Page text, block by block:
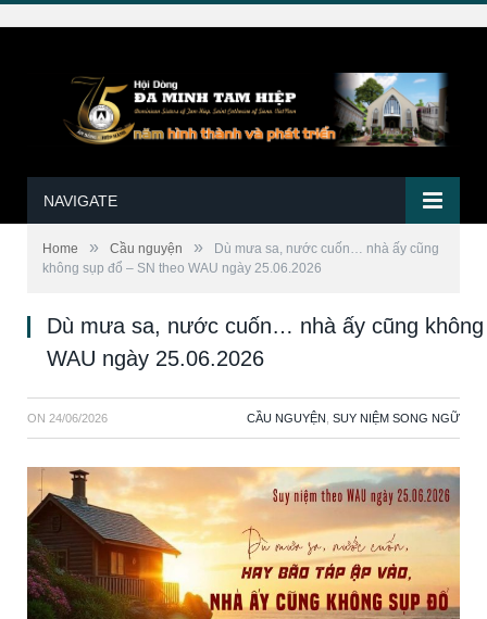
NAVIGATE
Home » Cầu nguyện »
Dù mưa sa, nước cuốn… nhà ấy cũng
không sụp đổ – SN theo WAU ngày 25.06.2026
Dù mưa sa, nước cuốn… nhà ấy cũng
WAU ngày 25.06.2026
ON 24/06/2026 CẦU NGUYỆN SUY NIỆM SONG NGỮ